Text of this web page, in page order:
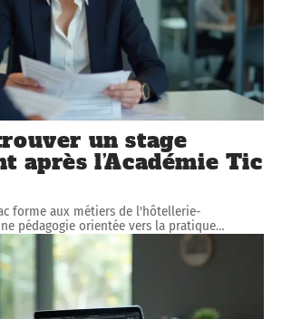
un stage
après l’Académie Tic
forme aux métiers de l'hôtellerie-
pédagogie orientée vers la pratique…